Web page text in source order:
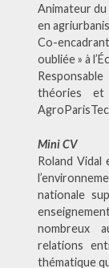
Animateur
en
Co-
oubliée » à
théories
Mini CV
Roland Vidal
nationale
nombreux
relations
thématique